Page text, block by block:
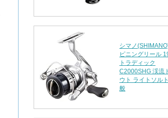
シマノ
ピニングリール
トラディック
C2000SHG 渓流
ウト ライトソル
般